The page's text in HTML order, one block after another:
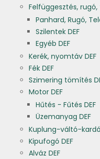
Felfüggesztés, rugó,
Panhard, Rugó,
Szilentek DEF
Egyéb DEF
Kerék, nyomtáv DEF
Fék DEF
Szimering tömítés
Motor DEF
Hűtés - Fűtés DEF
Üzemanyag DEF
Kuplung-váltó-
Kipufogó DEF
Alváz DEF